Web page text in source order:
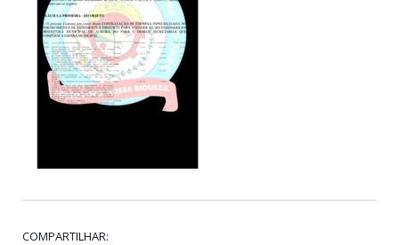
COMPARTILHAR: